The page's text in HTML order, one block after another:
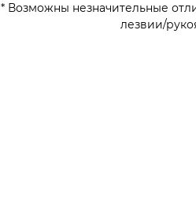
* Возможны незначительные
лезвии/